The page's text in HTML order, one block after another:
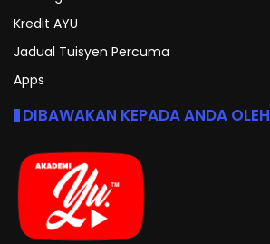
Kredit AYU
Jadual Tuisyen Percuma
Apps
DIBAWAKAN KEPADA ANDA OLEH